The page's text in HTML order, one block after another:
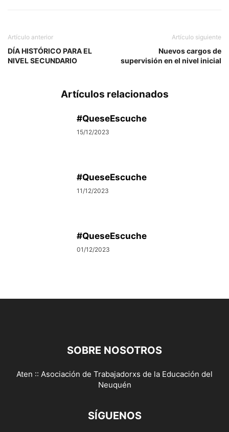
Artículo anterior
DÍA HISTÓRICO PARA EL
NIVEL SECUNDARIO
Artículo siguiente
Nuevos cargos de
supervisión en el nivel inicial
Artículos relacionados
#QueseEscuche
15/12/2023
#QueseEscuche
11/12/2023
#QueseEscuche
01/12/2023
SOBRE NOSOTROS
Aten :: Asociación de Trabajadorxs de la Educación del
Neuquén
SÍGUENOS